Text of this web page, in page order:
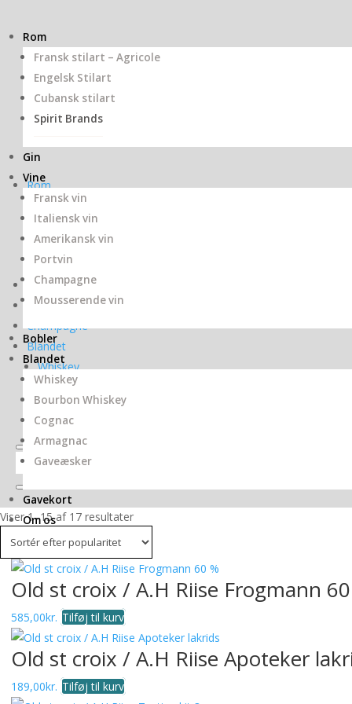
Rom
Fransk stilart – Agricole
Engelsk Stilart
Cubansk stilart
Spirit Brands
Gin
Vine
Fransk vin
Italiensk vin
Amerikansk vin
Portvin
Champagne
Mousserende vin
Bobler
Blandet
Whiskey
Bourbon Whiskey
Cognac
Armagnac
Gaveæsker
Gavekort
Om os
Rom
Cubansk stilart
Engelsk Stilart
Fransk stilart – Agricole
Gin
Portvin
Champagne
Blandet
Whiskey
Cognac
Viser 1–15 af 17 resultaterSorteret
Old st croix / A.H Riise Frogmann
585,00kr. Tilføj til kurv
Old st croix / A.H Riise Apoteker
189,00kr. Tilføj til kurv